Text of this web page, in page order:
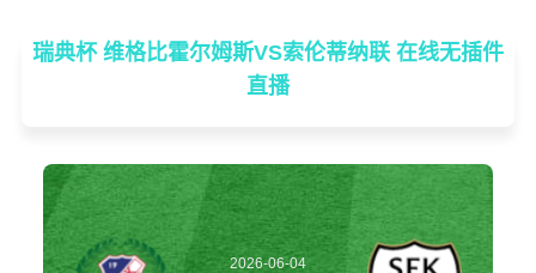
瑞典杯 维格比霍尔姆斯VS索伦蒂纳联 在线无插件
直播
2026-06-04